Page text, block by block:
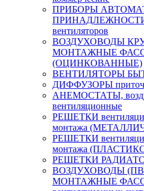
ПРИБОРЫ
ПРИНАДЛЕЖНОСТИ
вентиляторов
ВОЗДУХОВОДЫ
МОНТАЖНЫЕ
(ОЦИНКОВАННЫЕ)
ВЕНТИЛЯТОРЫ
ДИФФУЗОРЫ
АНЕМОСТАТЫ,
вентиляционные
РЕШЕТКИ
монтажа
РЕШЕТКИ
монтажа
РЕШЕТКИ
ВОЗДУХОВОДЫ
МОНТАЖНЫЕ